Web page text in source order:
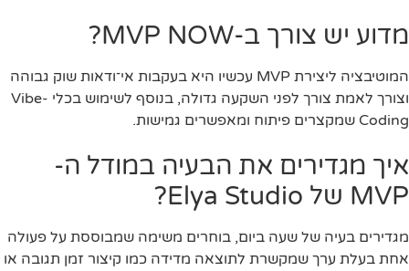
מדוע יש צורך ב-MVP NOW?
המוטיבציה ליצירת MVP עכשיו היא בעקבות אי־ודאות שוק גבוהה
וצורך לאמת צורך לפני השקעה גדולה, בנוסף לשימוש בכלי Vibe-
Coding שמקצרים פיתוח ומאפשרים גמישות.
איך מגדירים את הבעיה במודל ה-
MVP של Elya Studio?
מגדירים בעיה של שעה ביום, בוחרים משימה שמבוססת על פעולה
אחת בעלת ערך שמקשרת לתוצאה מדידה כמו קיצור זמן תגובה או